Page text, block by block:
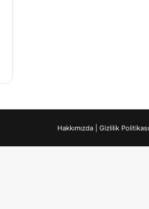
Hakkımızda Gizlilik Politikası